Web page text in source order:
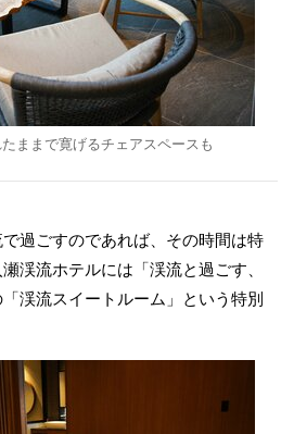
ままで寛げるチェアスペースも
過ごすのであれば、その時間は特
渓流ホテルには「渓流と過ごす、
渓流スイートルーム」という特別